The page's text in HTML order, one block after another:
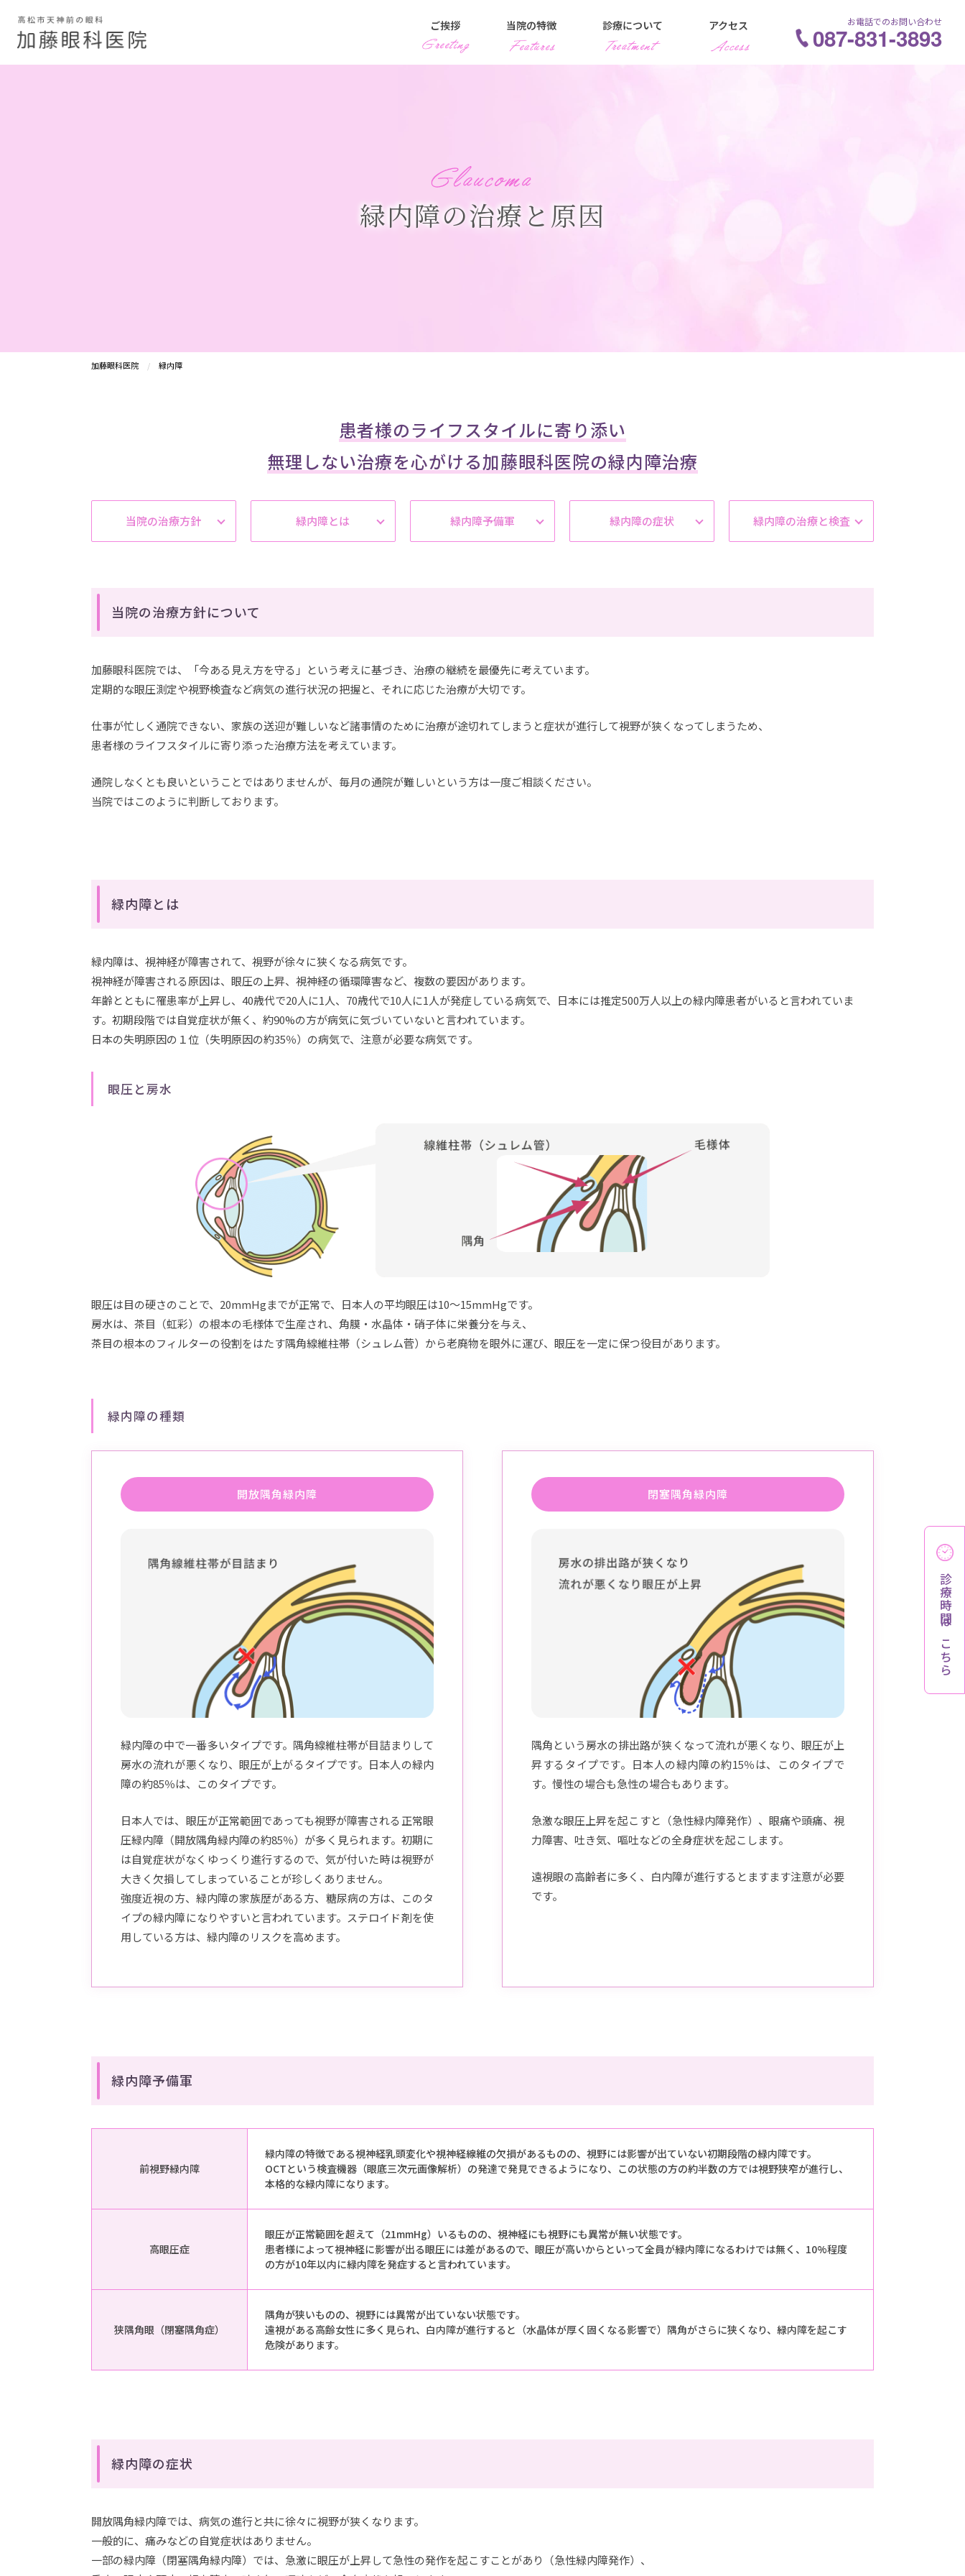
ご挨拶 当院の特徴 診療について アクセス お電話でのお問い合わせ
087-831-3893
緑内障の治療と原因
加藤眼科医院 緑内障
患者様のライフスタイルに寄り添い
無理しない治療を心がける加藤眼科医院の緑内障治療
当院の治療方針 緑内障とは 緑内障予備軍 緑内障の症状 緑内障の治療と検査
当院の治療方針について
加藤眼科医院では、「今ある見え方を守る」という考えに基づき、治療の継続を最優先に考えています。
定期的な眼圧測定や視野検査など病気の進行状況の把握と、それに応じた治療が大切です。
仕事が忙しく通院できない、家族の送迎が難しいなど諸事情のために治療が途切れてしまうと症状が進行して視野が狭くなってしまうため、
患者様のライフスタイルに寄り添った治療方法を考えています。
通院しなくとも良いということではありませんが、毎月の通院が難しいという方は一度ご相談ください。
当院ではこのように判断しております。
緑内障とは
緑内障は、視神経が障害されて、視野が徐々に狭くなる病気です。
視神経が障害される原因は、眼圧の上昇、視神経の循環障害など、複数の要因があります。
年齢とともに罹患率が上昇し、40歳代で20人に1人、70歳代で10人に1人が発症している病気で、日本には推定500万人以上の緑内障患者がいると言われていま
す。初期段階では自覚症状が無く、約90%の方が病気に気づいていないと言われています。
日本の失明原因の１位（失明原因の約35％）の病気で、注意が必要な病気です。
眼圧と房水
眼圧は目の硬さのことで、20mmHgまでが正常で、日本人の平均眼圧は10～15mmHgです。
房水は、茶目（虹彩）の根本の毛様体で生産され、角膜・水晶体・硝子体に栄養分を与え、
茶目の根本のフィルターの役割をはたす隅角線維柱帯（シュレム菅）から老廃物を眼外に運び、眼圧を一定に保つ役目があります。
緑内障の種類
開放隅角緑内障
緑内障の中で一番多いタイプです。隅角線維柱帯が目詰まりして
房水の流れが悪くなり、眼圧が上がるタイプです。日本人の緑内
障の約85％は、このタイプです。
日本人では、眼圧が正常範囲であっても視野が障害される正常眼
圧緑内障（開放隅角緑内障の約85％）が多く見られます。初期に
は自覚症状がなくゆっくり進行するので、気が付いた時は視野が
大きく欠損してしまっていることが珍しくありません。
強度近視の方、緑内障の家族歴がある方、糖尿病の方は、このタ
イプの緑内障になりやすいと言われています。ステロイド剤を使
用している方は、緑内障のリスクを高めます。
閉塞隅角緑内障
隅角という房水の排出路が狭くなって流れが悪くなり、眼圧が上
昇するタイプです。日本人の緑内障の約15％は、このタイプで
す。慢性の場合も急性の場合もあります。
急激な眼圧上昇を起こすと（急性緑内障発作）、眼痛や頭痛、視
力障害、吐き気、嘔吐などの全身症状を起こします。
遠視眼の高齢者に多く、白内障が進行するとますます注意が必要
です。
緑内障予備軍
前視野緑内障
緑内障の特徴である視神経乳頭変化や視神経線維の欠損があるものの、視野には影響が出ていない初期段階の緑内障です。
OCTという検査機器（眼底三次元画像解析）の発達で発見できるようになり、この状態の方の約半数の方では視野狭窄が進行し、
本格的な緑内障になります。
高眼圧症
眼圧が正常範囲を超えて（21mmHg）いるものの、視神経にも視野にも異常が無い状態です。
患者様によって視神経に影響が出る眼圧には差があるので、眼圧が高いからといって全員が緑内障になるわけでは無く、10%程度
の方が10年以内に緑内障を発症すると言われています。
狭隅角眼（閉塞隅角症）
隅角が狭いものの、視野には異常が出ていない状態です。
遠視がある高齢女性に多く見られ、白内障が進行すると（水晶体が厚く固くなる影響で）隅角がさらに狭くなり、緑内障を起こす
危険があります。
緑内障の症状
開放隅角緑内障では、病気の進行と共に徐々に視野が狭くなります。
一般的に、痛みなどの自覚症状はありません。
一部の緑内障（閉塞隅角緑内障）では、急激に眼圧が上昇して急性の発作を起こすことがあり（急性緑内障発作）、
診療時間はこちら